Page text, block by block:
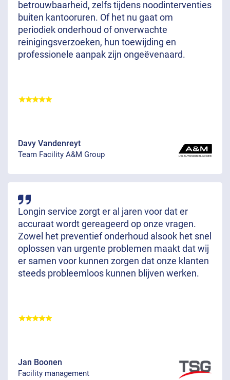
betrouwbaarheid, zelfs tijdens noodinterventies
buiten kantooruren. Of het nu gaat om
periodiek onderhoud of onverwachte
reinigingsverzoeken, hun toewijding en
professionele aanpak zijn ongeëvenaard.
Davy Vandenreyt
Team Facility A&M Group
Longin service zorgt er al jaren voor dat er
accuraat wordt gereageerd op onze vragen.
Zowel het preventief onderhoud alsook het snel
oplossen van urgente problemen maakt dat wij
er samen voor kunnen zorgen dat onze klanten
steeds probleemloos kunnen blijven werken.
Jan Boonen
Facility management